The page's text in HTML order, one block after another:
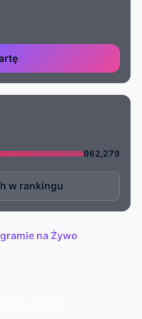
962,279
w rankingu
na Żywo